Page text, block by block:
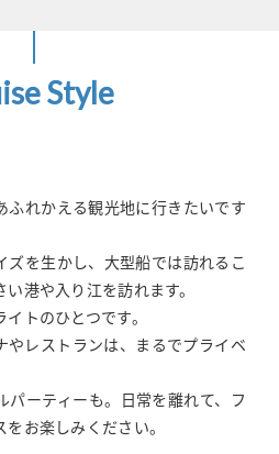
Style
ふれかえる観光地に行きたいです
ズを生かし、大型船では訪れるこ
港や入り江を訪れます。
トのひとつです。
やレストランは、まるでプライベ
パーティーも。日常を離れて、フ
お楽しみください。